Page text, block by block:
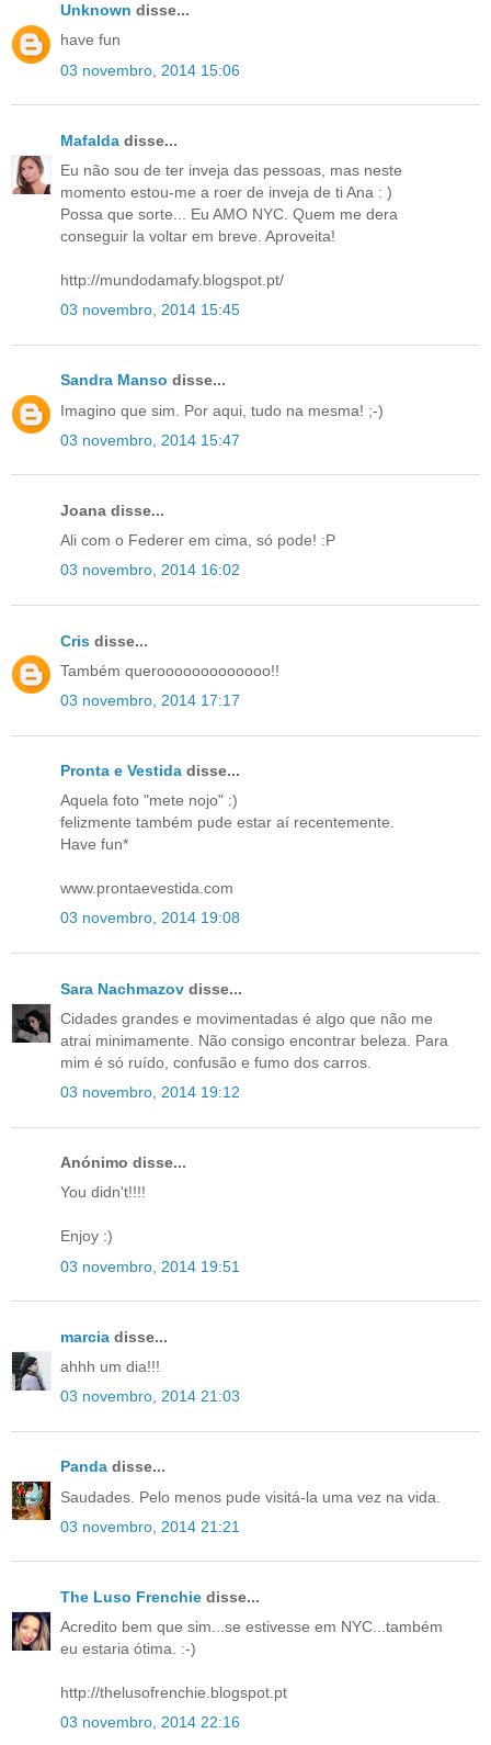
Unknown disse...
have fun
03 novembro, 2014 15:06
Mafalda disse...
Eu não sou de ter inveja das pessoas, mas neste
momento estou-me a roer de inveja de ti Ana : )
Possa que sorte... Eu AMO NYC. Quem me dera
conseguir la voltar em breve. Aproveita!
http://mundodamafy.blogspot.pt/
03 novembro, 2014 15:45
Sandra Manso disse...
Imagino que sim. Por aqui, tudo na mesma! ;-)
03 novembro, 2014 15:47
Joana disse...
Ali com o Federer em cima, só pode! :P
03 novembro, 2014 16:02
Cris disse...
Também querooooooooooooo!!
03 novembro, 2014 17:17
Pronta e Vestida disse...
Aquela foto "mete nojo" :)
felizmente também pude estar aí recentemente.
Have fun*
www.prontaevestida.com
03 novembro, 2014 19:08
Sara Nachmazov disse...
Cidades grandes e movimentadas é algo que não me
atrai minimamente. Não consigo encontrar beleza. Para
mim é só ruído, confusão e fumo dos carros.
03 novembro, 2014 19:12
Anónimo disse...
You didn't!!!!
Enjoy :)
03 novembro, 2014 19:51
marcia disse...
ahhh um dia!!!
03 novembro, 2014 21:03
Panda disse...
Saudades. Pelo menos pude visitá-la uma vez na vida.
03 novembro, 2014 21:21
The Luso Frenchie disse...
Acredito bem que sim...se estivesse em NYC...também
eu estaria ótima. :-)
http://thelusofrenchie.blogspot.pt
03 novembro, 2014 22:16